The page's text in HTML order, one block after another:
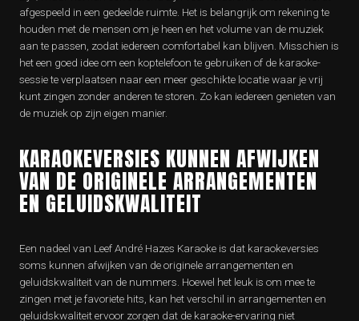
afgespeeld in een gedeelde ruimte. Het is belangrijk om rekening te
houden met de mensen om je heen en het volume van de muziek
aan te passen, zodat iedereen comfortabel kan blijven. Misschien is
het een goed idee om een koptelefoon te gebruiken of de karaoke-
sessie te verplaatsen naar een meer geschikte locatie waar je vrij
kunt zingen zonder anderen te storen. Zo kan iedereen genieten van
de muziek op zijn eigen manier.
KARAOKEVERSIES KUNNEN AFWIJKEN
VAN DE ORIGINELE ARRANGEMENTEN
EN GELUIDSKWALITEIT
Een nadeel van Leef André Hazes Karaoke is dat karaokeversies
soms kunnen afwijken van de originele arrangementen en
geluidskwaliteit van de nummers. Hoewel het leuk is om mee te
zingen met je favoriete hits, kan het verschil in arrangementen en
geluidskwaliteit ervoor zorgen dat de karaoke-ervaring niet